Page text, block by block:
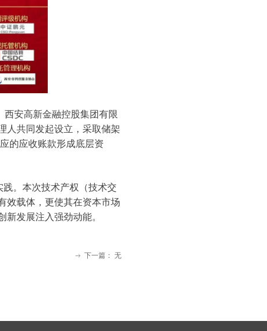
西安高新金融控股集团有限
人共同发起设立，采取储架
的应收账款形成底层资
。本次技术产权（技术交
效载体，更使其在资本市场
新发展注入强劲动能。
ꁹ 下一篇： 无